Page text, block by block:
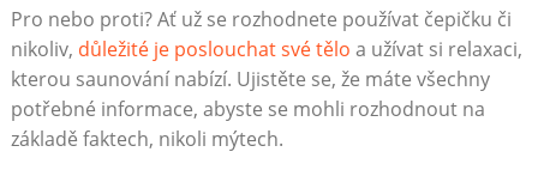
Pro nebo proti? Ať už se rozhodnete používat čepičku či
nikoliv, důležité je poslouchat své tělo a užívat si relaxaci,
kterou saunování nabízí. Ujistěte se, že máte všechny
potřebné informace, abyste se mohli rozhodnout na
základě faktech, nikoli mýtech.